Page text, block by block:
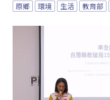
原鄉 環境 生活 教育部